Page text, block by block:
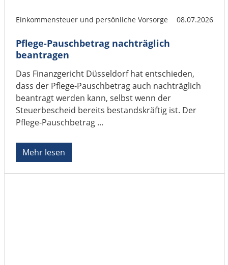
Einkommensteuer und persönliche Vorsorge 08.07.2026
Pflege-Pauschbetrag nachträglich
beantragen
Das Finanzgericht Düsseldorf hat entschieden,
dass der Pflege-Pauschbetrag auch nachträglich
beantragt werden kann, selbst wenn der
Steuerbescheid bereits bestandskräftig ist. Der
Pflege-Pauschbetrag ...
Mehr lesen